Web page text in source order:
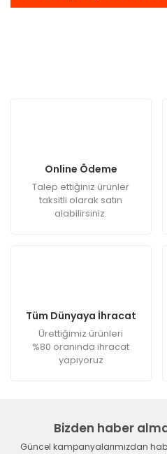
Online Ödeme
Talep ettiğiniz ürünler
taksitli olarak satın
alabilirsiniz.
Tüm Dünyaya İhracat
Ürettiğimiz ürünleri
%80 oranında ihracat
yapıyoruz
Bizden haber
Güncel kampanyalarımızdan